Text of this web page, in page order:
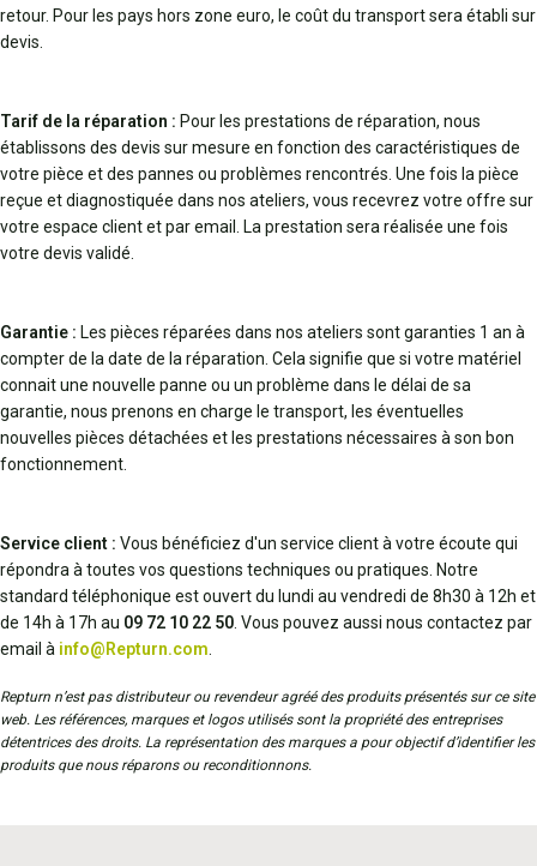
retour. Pour les pays hors zone euro, le coût du transport sera établi sur
devis.
Tarif de la réparation : Pour les prestations de réparation, nous
établissons des devis sur mesure en fonction des caractéristiques de
votre pièce et des pannes ou problèmes rencontrés. Une fois la pièce
reçue et diagnostiquée dans nos ateliers, vous recevrez votre offre sur
votre espace client et par email. La prestation sera réalisée une fois
votre devis validé.
Garantie : Les pièces réparées dans nos ateliers sont garanties 1 an à
compter de la date de la réparation. Cela signifie que si votre matériel
connait une nouvelle panne ou un problème dans le délai de sa
garantie, nous prenons en charge le transport, les éventuelles
nouvelles pièces détachées et les prestations nécessaires à son bon
fonctionnement.
Service client : Vous bénéficiez d'un service client à votre écoute qui
répondra à toutes vos questions techniques ou pratiques. Notre
standard téléphonique est ouvert du lundi au vendredi de 8h30 à 12h et
de 14h à 17h au 09 72 10 22 50 . Vous pouvez aussi nous contactez par
email à info@Repturn.com
Repturn n’est pas distributeur ou revendeur agréé des produits présentés sur ce site
web. Les références, marques et logos utilisés sont la propriété des entreprises
détentrices des droits. La représentation des marques a pour objectif d’identifier les
produits que nous réparons ou reconditionnons.